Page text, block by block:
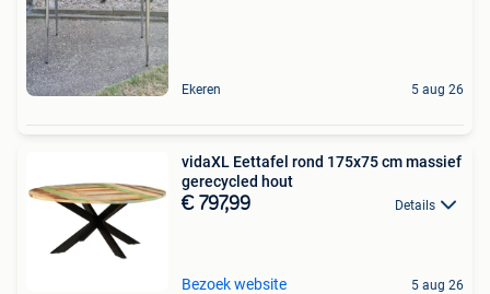
Ekeren 5 aug 26
vidaXL Eettafel rond 175x75 cm massief
gerecycled hout
€ 797,99 Details
Bezoek website 5 aug 26